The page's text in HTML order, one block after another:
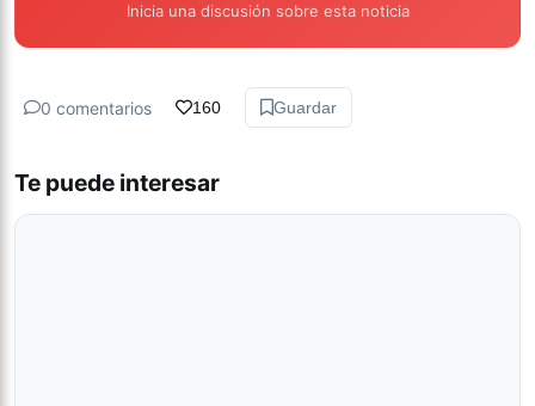
Inicia una discusión sobre esta noticia
0 comentarios 160 Guardar
Te puede interesar